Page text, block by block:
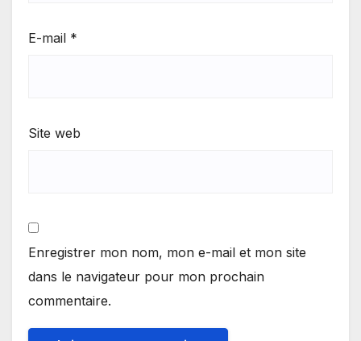
E-mail *
Site web
Enregistrer mon nom, mon e-mail et mon site
dans le navigateur pour mon prochain
commentaire.